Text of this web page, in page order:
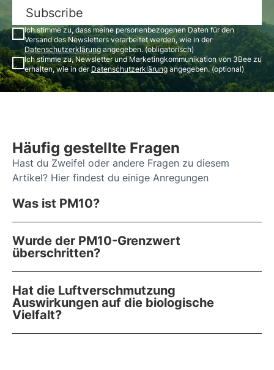
Subscribe
Ich stimme zu, dass meine personenbezogenen Daten für den
Versand des Newsletters verarbeitet werden, wie in der
Datenschutzerklärungangegeben. (obligatorisch)
Ich stimme zu, Newsletter und Marketingkommunikation von 3Bee zu
erhalten, wie in derDatenschutzerklärungangegeben. (optional)
Häufig gestellte Fragen
Hast du Zweifel oder andere Fragen zu diesem
Artikel? Hier findest du einige Anregungen
Was ist PM10?
Wurde der PM10-Grenzwert
überschritten?
Hat die Luftverschmutzung
Auswirkungen auf die biologische
Vielfalt?